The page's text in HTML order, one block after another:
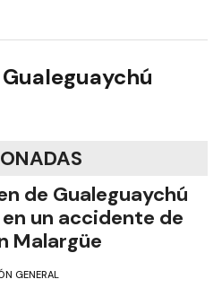
de Gualeguaychú
un accidente de
Malargüe
GENERAL